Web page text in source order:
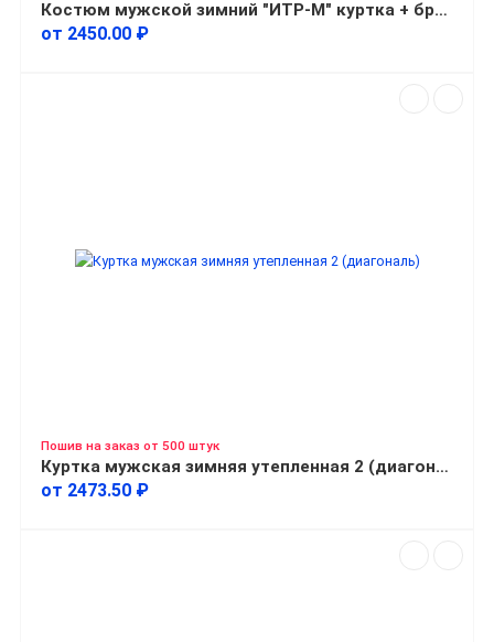
Костюм мужской зимний "ИТР-М" куртка + брюки
от 2450.00 ₽
Пошив на заказ от 500 штук
Куртка мужская зимняя утепленная 2 (диагональ)
от 2473.50 ₽